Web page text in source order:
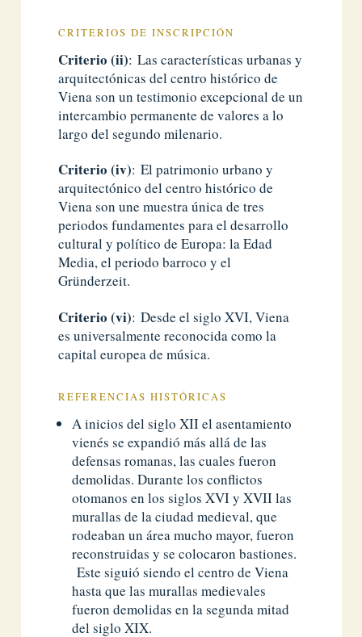
CRITERIOS DE INSCRIPCIÓN
Criterio (ii): Las características urbanas y
arquitectónicas del centro histórico de
Viena son un testimonio excepcional de un
intercambio permanente de valores a lo
largo del segundo milenario.
Criterio (iv): El patrimonio urbano y
arquitectónico del centro histórico de
Viena son une muestra única de tres
periodos fundamentes para el desarrollo
cultural y político de Europa: la Edad
Media, el periodo barroco y el
Gründerzeit.
Criterio (vi): Desde el siglo XVI, Viena
es universalmente reconocida como la
capital europea de música.
REFERENCIAS HISTÓRICAS
A inicios del siglo XII el asentamiento
vienés se expandió más allá de las
defensas romanas, las cuales fueron
demolidas. Durante los conflictos
otomanos en los siglos XVI y XVII las
murallas de la ciudad medieval, que
rodeaban un área mucho mayor, fueron
reconstruidas y se colocaron bastiones.
Este siguió siendo el centro de Viena
hasta que las murallas medievales
fueron demolidas en la segunda mitad
del siglo XIX.